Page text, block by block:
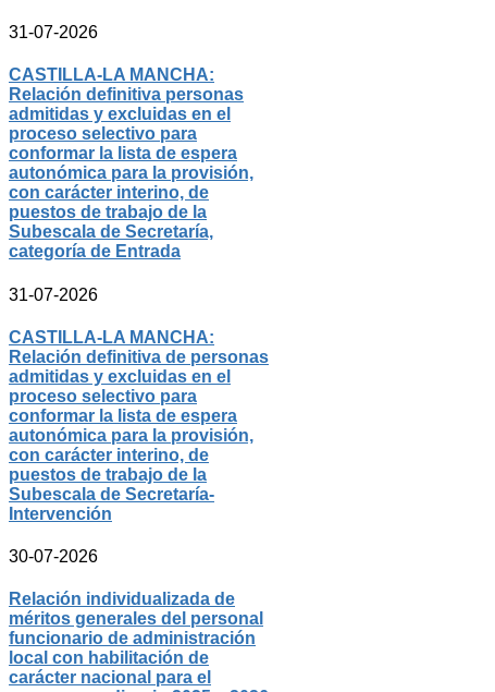
31-07-2026
CASTILLA-LA MANCHA:
Relación definitiva personas
admitidas y excluidas en el
proceso selectivo para
conformar la lista de espera
autonómica para la provisión,
con carácter interino, de
puestos de trabajo de la
Subescala de Secretaría,
categoría de Entrada
31-07-2026
CASTILLA-LA MANCHA:
Relación definitiva de personas
admitidas y excluidas en el
proceso selectivo para
conformar la lista de espera
autonómica para la provisión,
con carácter interino, de
puestos de trabajo de la
Subescala de Secretaría-
Intervención
30-07-2026
Relación individualizada de
méritos generales del personal
funcionario de administración
local con habilitación de
carácter nacional para el